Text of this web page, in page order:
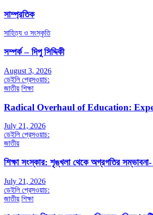
সাম্প্রতিক
সাহিত্য ও সংস্কৃতি
সম্পর্ক – দিপু সিদ্দিকী
August 3, 2026
ডেইলি প্রেসওয়াচ:
জাতীয় শিক্ষা
Radical Overhaul of Education:
July 21, 2026
ডেইলি প্রেসওয়াচ:
জাতীয়
শিক্ষা সংস্কার: শৃঙ্খলা থেকে অগ্রগতির সম্ভাবনা-
July 21, 2026
ডেইলি প্রেসওয়াচ:
জাতীয় শিক্ষা